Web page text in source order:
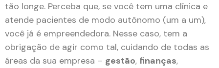
tão longe. Perceba que, se você tem uma clínica e
atende pacientes de modo autônomo (um a um),
você já é empreendedora. Nesse caso, tem a
obrigação de agir como tal, cuidando de todas as
áreas da sua empresa – gestão, finanças,